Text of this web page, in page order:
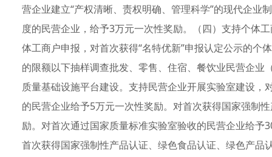
营企业建立“产权清晰、责权明确、管理科学”的现代企业
度的民营企业，给予3万元一次性奖励。（四）支持个体
体工商户申报，对首次获得“名特优新”申报认定公示的个
的限额以下抽样调查批发、零售、住宿、餐饮业民营企
质量基础设施平台建设。支持民营企业开展实验室建设
的民营企业给予5万元一次性奖励。对首次获得国家强制
励。对首次通过国家质量标准实验室验收的民营企业给
首次获得国家强制性产品认证、绿色食品认证、绿色产